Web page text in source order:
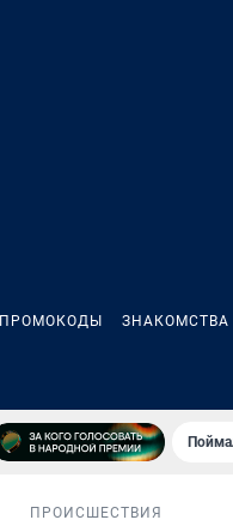
ПРОМОКОДЫ ЗНАКОМСТВА
ПРОИСШЕСТВИЯ